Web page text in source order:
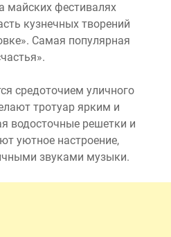
майских фестивалях
кузнечных творений
Самая популярная
средоточием уличного
тротуар ярким и
водосточные решетки и
уютное настроение,
звуками музыки.